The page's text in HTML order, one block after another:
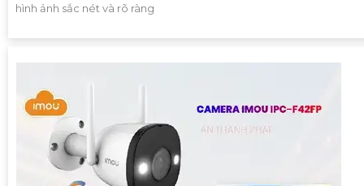
hình ảnh sắc nét và rõ ràng